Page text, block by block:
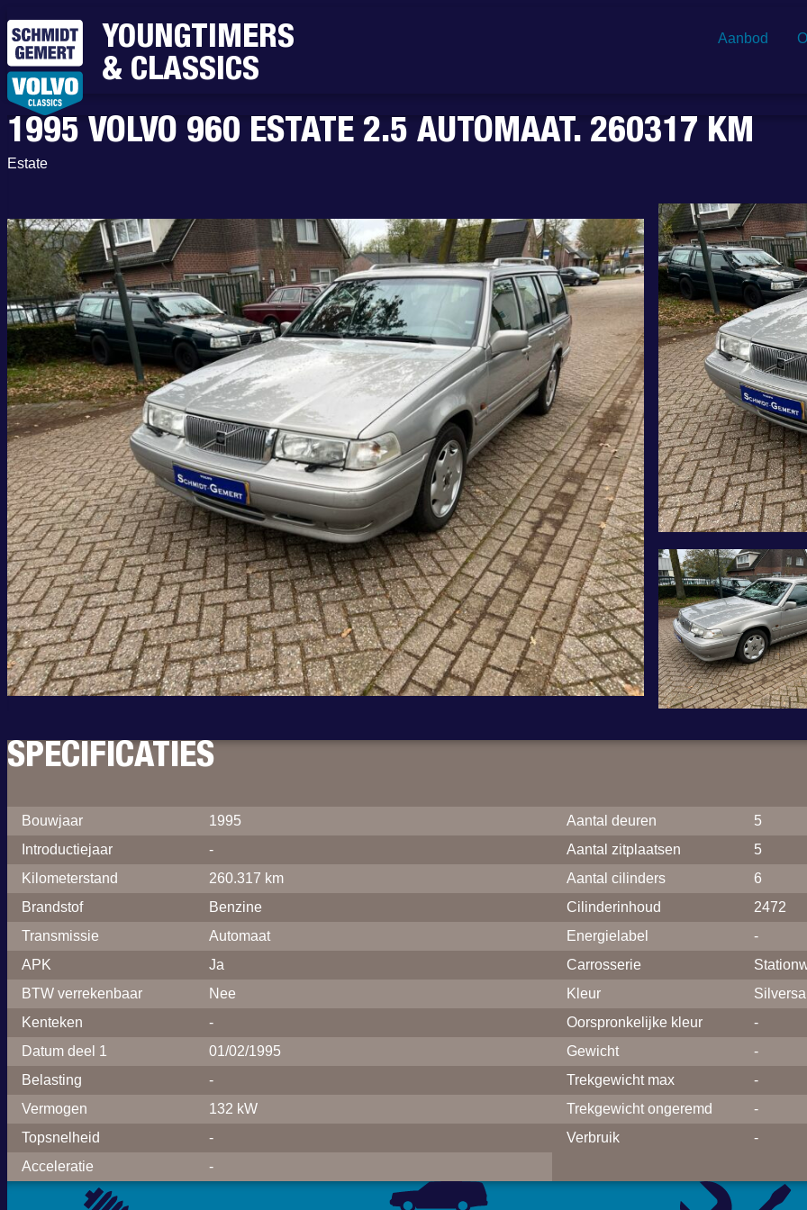
YOUNGTIMERS
& CLASSICS
Aanbod
1995 VOLVO 960 ESTATE 2.5 AUTOMAAT. 260317 KM
Estate
SPECIFICATIES
Bouwjaar
1995
Introductiejaar
-
Kilometerstand
260.317 km
Brandstof
Benzine
Transmissie
Automaat
APK
Ja
BTW verrekenbaar
Nee
Kenteken
-
Datum deel 1
01/02/1995
Belasting
-
Vermogen
132 kW
Topsnelheid
-
Acceleratie
-
Aantal deuren
5
Aantal zitplaatsen
5
Aantal cilinders
6
Cilinderinhoud
2472
Energielabel
-
Carrosserie
Kleur
Oorspronkelijke kleur
-
Gewicht
-
Trekgewicht max
-
Trekgewicht ongeremd
-
Verbruik
-